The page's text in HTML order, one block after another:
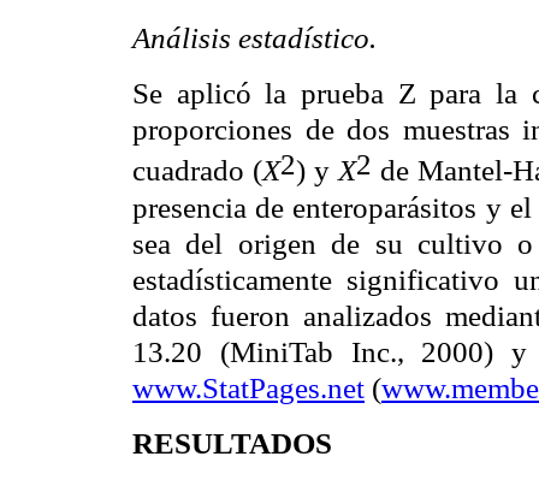
Análisis estadístico.
Se aplicó la prueba Z para la
proporciones de dos muestras
cuadrado (X2) y X2 de Mantel-
presencia de enteroparásitos y
sea del origen de su cultivo
estadísticamente significativo
datos fueron analizados
13.20 (MiniTab Inc., 2000) y
www.StatPages.net (
RESULTADOS